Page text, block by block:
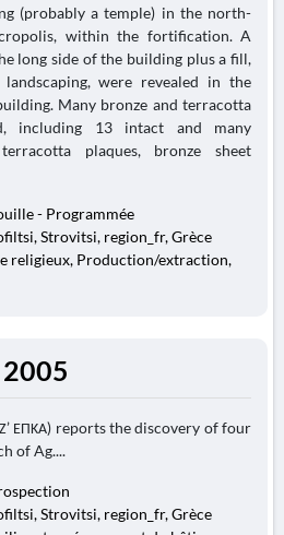
(probably a temple) in the north-
within the fortification. A
long side of the building plus a fill,
were revealed in the
Many bronze and terracotta
including 13 intact and many
plaques, bronze sheet
- Programmée
Strovitsi, region_fr, Grèce
religieux, Production/extraction,
2005
ΕΠΚΑ) reports the discovery of four
of Ag....
Strovitsi, region_fr, Grèce